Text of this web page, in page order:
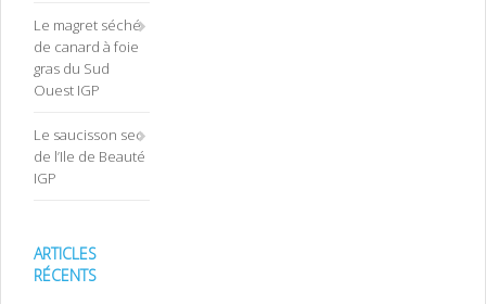
Le magret séché
de canard à foie
gras du Sud
Ouest IGP
Le saucisson sec
de l’Ile de Beauté
IGP
ARTICLES
RÉCENTS